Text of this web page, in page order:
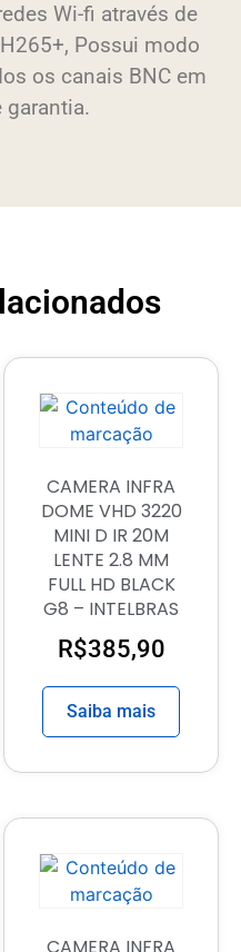
Wi-fi através de
Possui modo
os canais BNC em
garantia.
CAMERA INFRA
DOME VHD 3220
MINI D IR 20M
LENTE 2.8 MM
FULL HD BLACK
G8 – INTELBRAS
R$385,90
Saiba mais
CAMERA INFRA